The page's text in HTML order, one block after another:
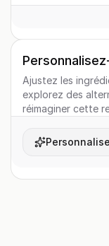
Ajustez les
explorez des
réimaginer cette